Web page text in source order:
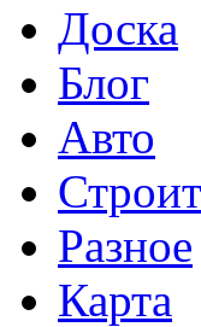
Доска
Блог
Авто
Разное
Карта